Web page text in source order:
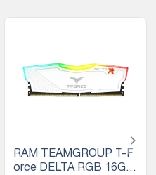
RAM TEAMGROUP T-F
orce DELTA RGB 16GB